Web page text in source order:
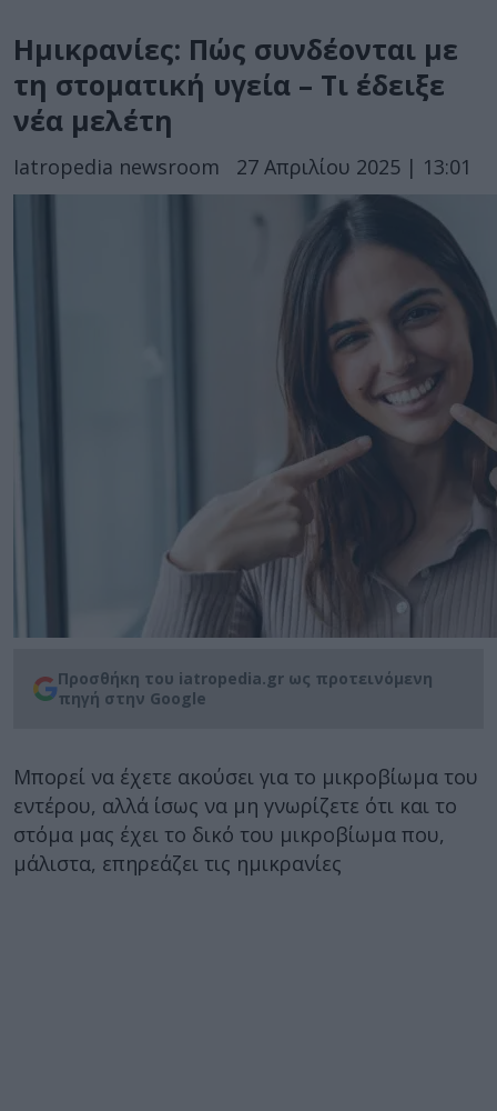
Ημικρανίες: Πώς συνδέονται με
τη στοματική υγεία – Τι έδειξε
νέα μελέτη
Iatropedia newsroom 27 Απριλίου 2025 | 13:01
Προσθήκη του iatropedia.gr ως προτεινόμενη
πηγή στην Google
Μπορεί να έχετε ακούσει για το μικροβίωμα του
εντέρου, αλλά ίσως να μη γνωρίζετε ότι και το
στόμα μας έχει το δικό του μικροβίωμα που,
μάλιστα, επηρεάζει τις ημικρανίες